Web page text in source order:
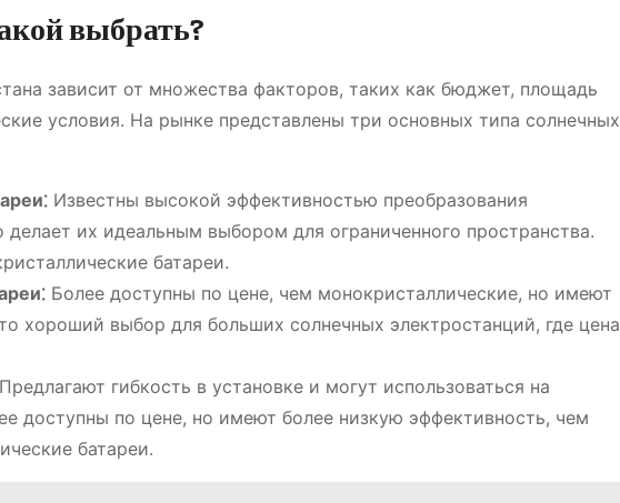
выбрать?
зависит от множества факторов, таких как бюджет, площадь
условия. На рынке представлены три основных типа солнечных
Известны высокой эффективностью преобразования
делает их идеальным выбором для ограниченного пространства.
батареи.
Более доступны по цене, чем монокристаллические, но имеют
хороший выбор для больших солнечных электростанций, где цена
Предлагают гибкость в установке и могут использоваться на
доступны по цене, но имеют более низкую эффективность, чем
батареи.